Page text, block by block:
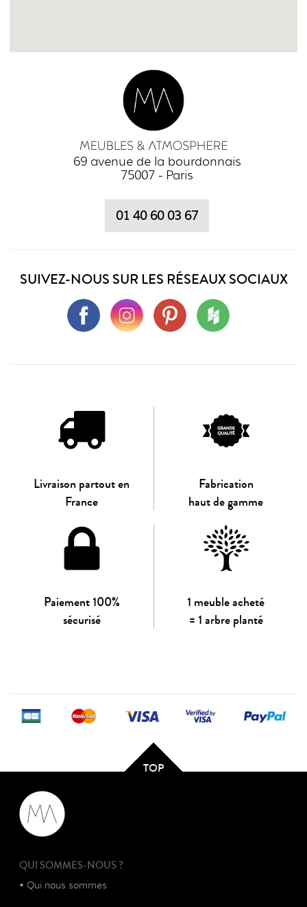
69 avenue de la bourdonnais
75007 - Paris
01 40 60 03 67
SUIVEZ-NOUS SUR LES RÉSEAUX SOCIAUX
Livraison partout en
France
Fabrication
haut de gamme
Paiement 100%
sécurisé
1 meuble acheté
= 1 arbre planté
TOP
QUI SOMMES-NOUS ?
• Qui nous sommes